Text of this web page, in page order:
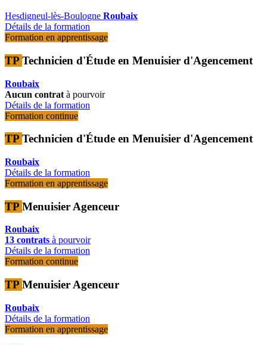
Hesdigneul-lès-Boulogne Roubaix
Détails de la formation
Formation en apprentissage
TP Technicien d'Étude en Menuisier d'Agencement
Roubaix
Aucun contrat à pourvoir
Détails de la formation
Formation continue
TP Technicien d'Étude en Menuisier d'Agencement
Roubaix
Détails de la formation
Formation en apprentissage
TP Menuisier Agenceur
Roubaix
13 contrats à pourvoir
Détails de la formation
Formation continue
TP Menuisier Agenceur
Roubaix
Détails de la formation
Formation en apprentissage